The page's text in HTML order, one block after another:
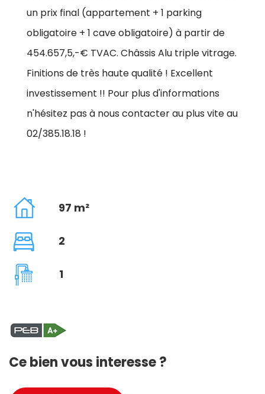
un prix final (appartement + 1 parking
obligatoire + 1 cave obligatoire) à partir de
454.657,5,-€ TVAC. Châssis Alu triple vitrage.
Finitions de très haute qualité ! Excellent
investissement !! Pour plus d'informations
n'hésitez pas à nous contacter au plus vite au
02/385.18.18 !
97 m²
2
1
Ce bien vous interesse ?